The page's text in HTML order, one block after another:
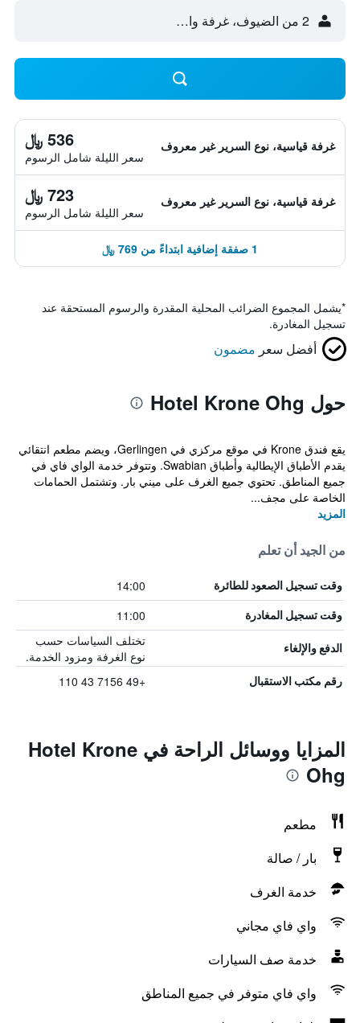
2 من الضيوف، غرفة واحدة
غرفة قياسية، نوع السرير غير معروف 536 ﷼
سعر الليلة شامل الرسوم
غرفة قياسية، نوع السرير غير معروف 723 ﷼
سعر الليلة شامل الرسوم
1 صفقة إضافية ابتداءً من 769 ﷼
*يشمل المجموع الضرائب المحلية المقدرة والرسوم المستحقة عند
تسجيل المغادرة.
أفضل سعر مضمون
حول Hotel Krone Ohg
يقع فندق Krone في موقع مركزي في Gerlingen، ويضم مطعم انتقائي
يقدم الأطباق الإيطالية وأطباق Swabian. وتتوفر خدمة الواي فاي في
جميع المناطق. تحتوي جميع الغرف على ميني بار. وتشتمل الحمامات
الخاصة على مجف...
المزيد
من الجيد أن تعلم
وقت تسجيل الصعود للطائرة 14:00
وقت تسجيل المغادرة 11:00
الدفع والإلغاء
تختلف السياسات حسب
نوع الغرفة ومزود الخدمة.
رقم مكتب الاستقبال +49 7156 43 110
المزايا ووسائل الراحة في Hotel Krone
Ohg
مطعم
بار / صالة
خدمة الغرف
واي فاي مجاني
خدمة صف السيارات
واي فاي متوفر في جميع المناطق